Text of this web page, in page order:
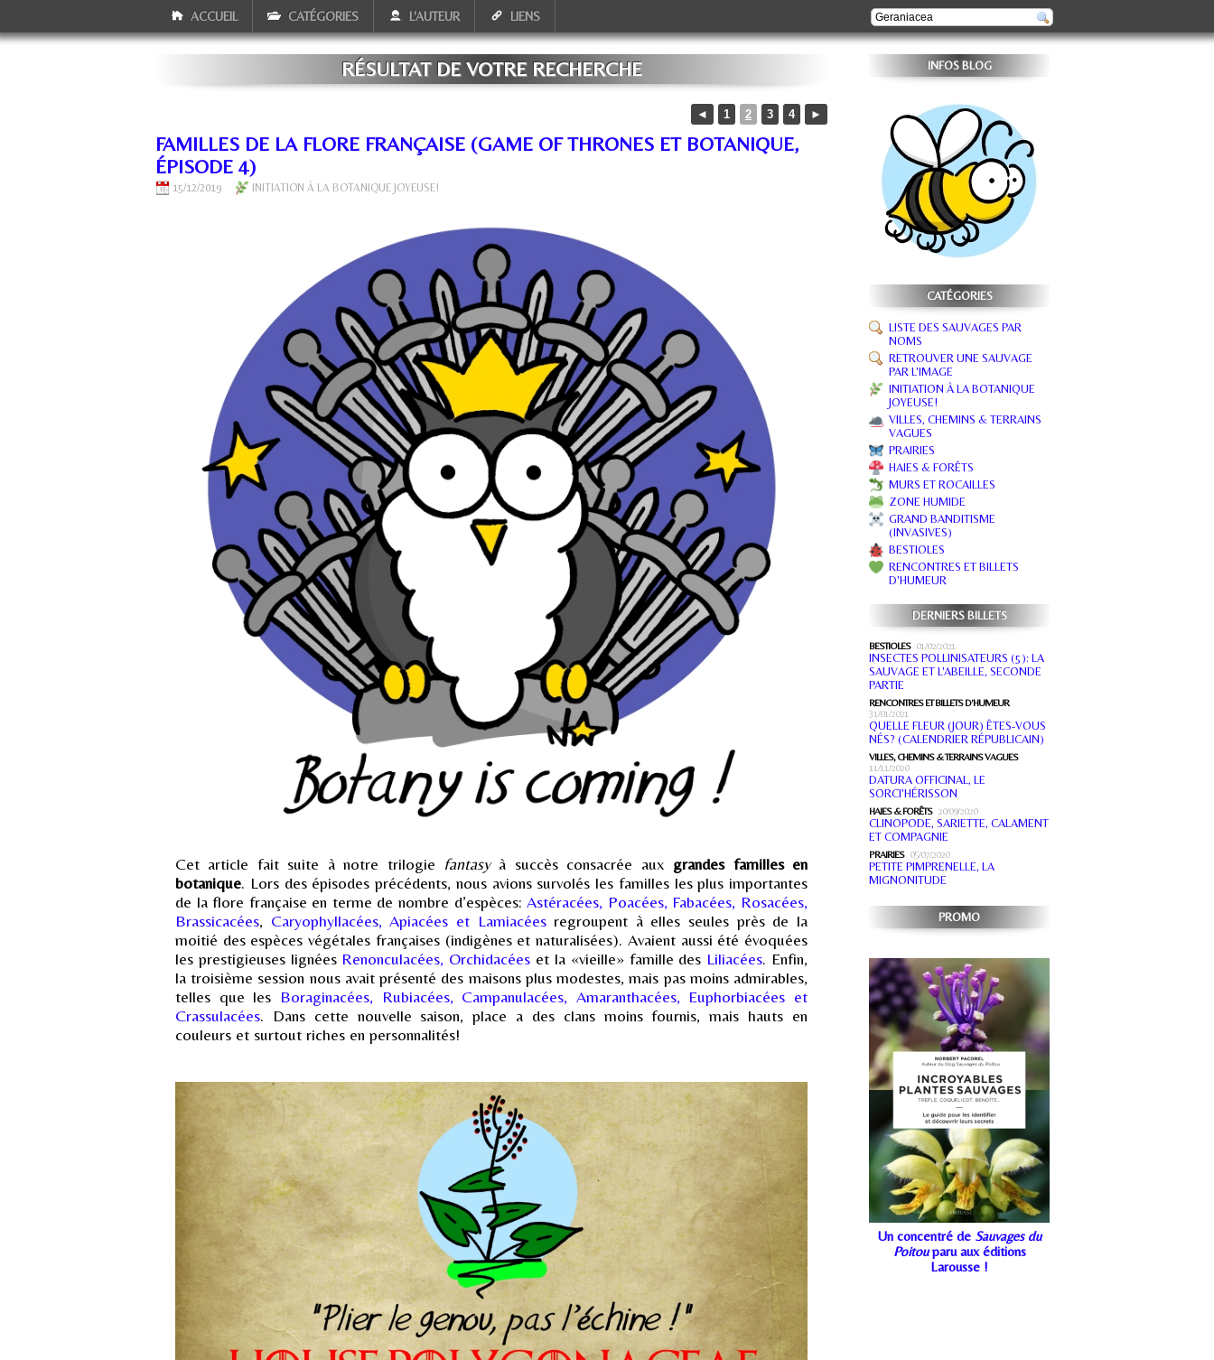
ACCUEIL CATÉGORIES L'AUTEUR LIENS
RÉSULTAT DE VOTRE RECHERCHE
◄ 1 2 3 4 ►
FAMILLES DE LA FLORE FRANÇAISE (GAME OF THRONES ET BOTANIQUE,
ÉPISODE 4)
15/12/2019 INITIATION À LA BOTANIQUE JOYEUSE!
Cet article fait suite à notre trilogie fantasyà succès consacrée aux grandes familles en
botanique. Lors des épisodes précédents, nous avions survolés les familles les plus importantes
de la flore française en terme de nombre d’espèces:Astéracées, Poacées, Fabacées, Rosacées,
Brassicacées, Caryophyllacées, Apiacées et Lamiacéesregroupent à elles seules près de la
moitié des espèces végétales françaises (indigènes et naturalisées). Avaient aussi été évoquées
les prestigieuses lignées Renonculacées, Orchidacées et la «vieille» famille des Liliacées. Enfin,
la troisième session nous avait présenté des maisons plus modestes, mais pas moins admirables,
telles que les Boraginacées, Rubiacées, Campanulacées, Amaranthacées, Euphorbiacées et
Crassulacées. Dans cette nouvelle saison, place a des clans moins fournis, mais hauts en
couleurs et surtout riches en personnalités!
INFOS BLOG
CATÉGORIES
LISTE DES SAUVAGES PAR
NOMS
RETROUVER UNE SAUVAGE
PAR L'IMAGE
INITIATION À LA BOTANIQUE
JOYEUSE!
VILLES, CHEMINS & TERRAINS
VAGUES
PRAIRIES
HAIES & FORÊTS
MURS ET ROCAILLES
ZONE HUMIDE
GRAND BANDITISME
(INVASIVES)
BESTIOLES
RENCONTRES ET BILLETS
D'HUMEUR
DERNIERS BILLETS
BESTIOLES01/02/2021
INSECTES POLLINISATEURS (5): LA
SAUVAGE ET L'ABEILLE, SECONDE
PARTIE
RENCONTRES ET BILLETS D'HUMEUR
31/01/2021
QUELLE FLEUR (JOUR) ÊTES-VOUS
NÉS? (CALENDRIER RÉPUBLICAIN)
VILLES, CHEMINS & TERRAINS VAGUES
11/11/2020
DATURA OFFICINAL, LE
SORCI'HÉRISSON
HAIES & FORÊTS20/09/2020
CLINOPODE, SARIETTE, CALAMENT
ET COMPAGNIE
PRAIRIES05/07/2020
PETITE PIMPRENELLE, LA
MIGNONITUDE
PROMO
Un concentré de Sauvages du
Poitouparu aux éditions
Larousse !